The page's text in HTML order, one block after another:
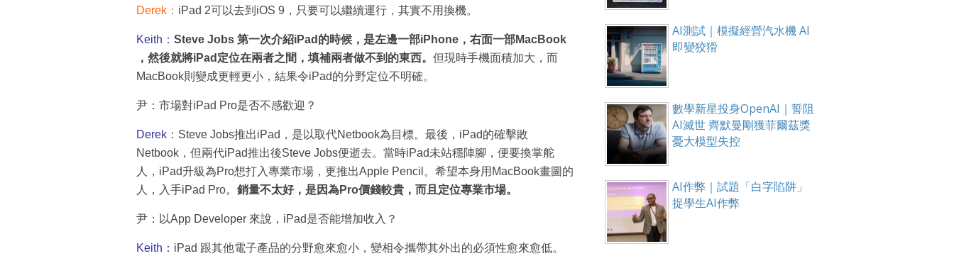
Derek： iPad 2可以去到iOS 9，只要可以繼續運行，其實不用換機。
Keith： Steve Jobs 第一次介紹iPad的時候，是左邊一部iPhone，右面一部MacBook
，然後就將iPad定位在兩者之間，填補兩者做不到的東西。 但現時手機面積加大，而
MacBook則變成更輕更小，結果令iPad的分野定位不明確。
尹：市場對iPad Pro是否不感歡迎？
Derek： Steve Jobs推出iPad，是以取代Netbook為目標。最後，iPad的確擊敗
Netbook，但兩代iPad推出後Steve Jobs便逝去。當時iPad未站穩陣腳，便要換掌舵
人，iPad升級為Pro想打入專業市場，更推出Apple Pencil。希望本身用MacBook畫圖的
人，入手iPad Pro。 銷量不太好，是因為Pro價錢較貴，而且定位專業市場。
尹：以App Developer 來說，iPad是否能增加收入？
Keith： iPad 跟其他電子產品的分野愈來愈小，變相令攜帶其外出的必須性愈來愈低。
AI測試｜模擬經營汽水機 AI
即變狡猾
數學新星投身OpenAI｜誓阻
AI滅世 齊默曼剛獲菲爾茲獎
憂大模型失控
AI作弊｜試題「白字陷阱」
捉學生AI作弊